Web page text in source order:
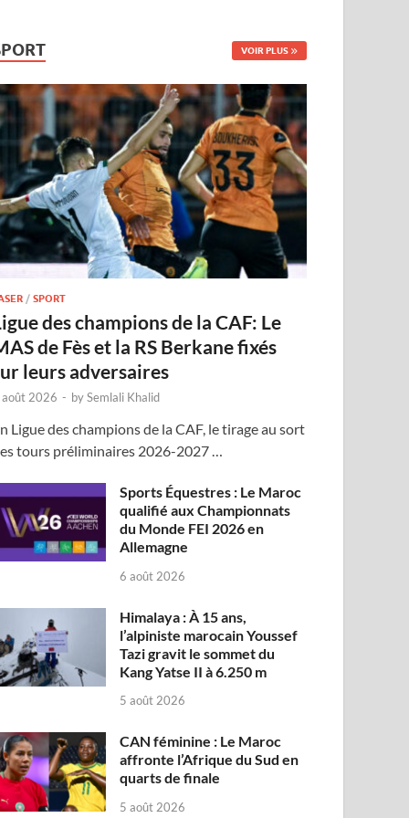
VOIR PLUS
/SPORT
des champions de la CAF: Le
de Fès et la RS Berkane fixés
leurs adversaires
2026 - bySemlali Khalid
Ligue des champions de la CAF, le tirage au sort
tours préliminaires 2026-2027 …
Sports Équestres : Le Maroc
qualifié aux Championnats
du Monde FEI 2026 en
Allemagne
6 août 2026
Himalaya : À 15 ans,
l’alpiniste marocain Youssef
Tazi gravit le sommet du
Kang Yatse II à 6.250 m
5 août 2026
CAN féminine : Le Maroc
affronte l’Afrique du Sud en
quarts de finale
5 août 2026